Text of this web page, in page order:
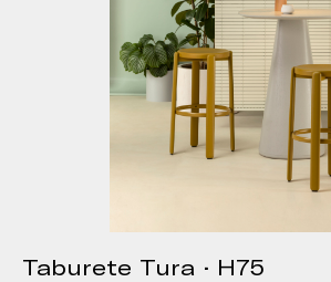
Taburete Tura · H75